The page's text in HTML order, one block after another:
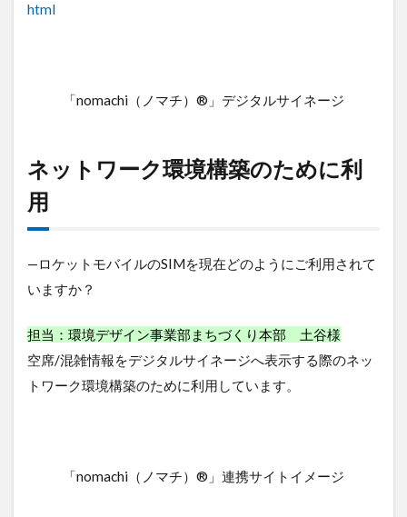
ク
利
用
速・
使い
放
安価
html
「nomachi（ノマチ）®」デジタルサイネージ
ネットワーク環境構築のために利
用
—ロケットモバイルのSIMを現在どのようにご利用されて
いますか？
担当：環境デザイン事業部まちづくり本部 土谷様
空席/混雑情報をデジタルサイネージへ表示する際のネッ
トワーク環境構築のために利用 しています。
「nomachi（ノマチ）®」連携サイトイメージ